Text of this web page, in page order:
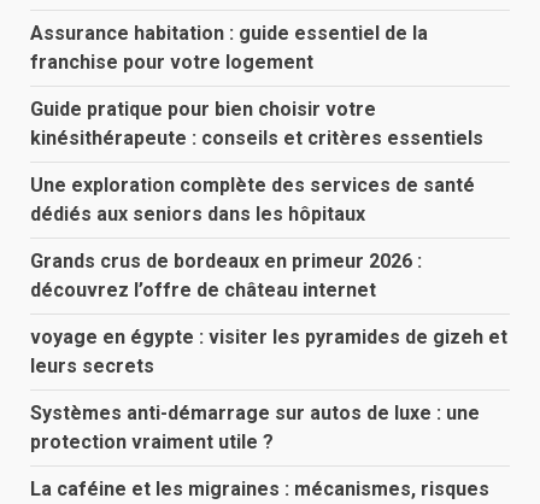
Assurance habitation : guide essentiel de la
franchise pour votre logement
Guide pratique pour bien choisir votre
kinésithérapeute : conseils et critères essentiels
Une exploration complète des services de santé
dédiés aux seniors dans les hôpitaux
Grands crus de bordeaux en primeur 2026 :
découvrez l’offre de château internet
voyage en égypte : visiter les pyramides de gizeh et
leurs secrets
Systèmes anti-démarrage sur autos de luxe : une
protection vraiment utile ?
La caféine et les migraines : mécanismes, risques